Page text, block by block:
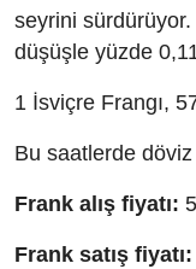
seyrini sürdürüyor.
düşüşle yüzde
1 İsviçre Frangı,
Bu saatlerde döviz
Frank alış fiyatı:
Frank satış fiyatı: